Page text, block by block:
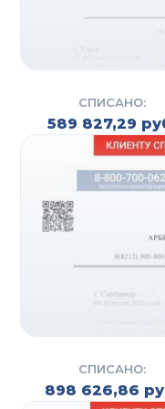
В случае
кредитной
будет помогать
судебного
коллекторами мы
Отказаться от
кредиторами
компании услуги
ЧТО
В случае
возможно будет
рублей. Если на
СПИСАНО:
589 827,29
СПИСАНО:
898 626,86